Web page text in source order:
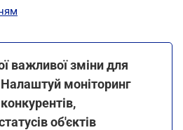
важливої зміни для
Налаштуй моніторинг
об'єктів